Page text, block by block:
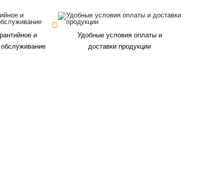
и
обслуживание
Удобные условия оплаты и
доставки продукции